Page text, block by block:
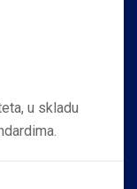
u skladu